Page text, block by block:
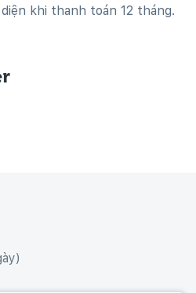
khi thanh toán 12 tháng.